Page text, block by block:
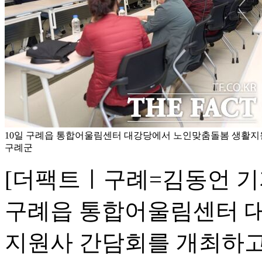
10일 구례읍 통합어울림센터 대강당에서 노인맞춤돌봄 생활
구례군
[더팩트ㅣ구례=김동언
구례읍 통합어울림센터
지원사 간담회를 개최하